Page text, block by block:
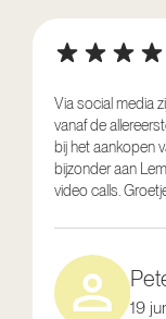
Via social media
vanaf de
bij het aankopen
bijzonder aan
video calls.
19